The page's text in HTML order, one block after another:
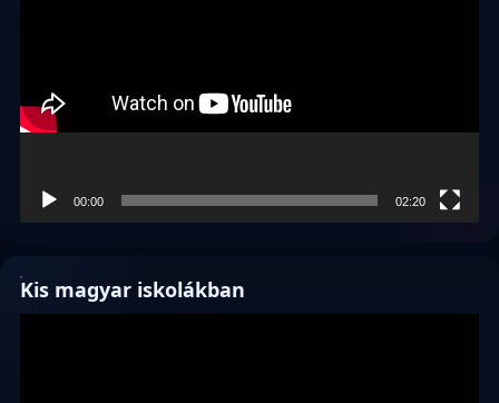
00:00 02:20
Kis magyar iskolákban